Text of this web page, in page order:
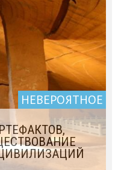
НЕВЕРОЯТНОЕ